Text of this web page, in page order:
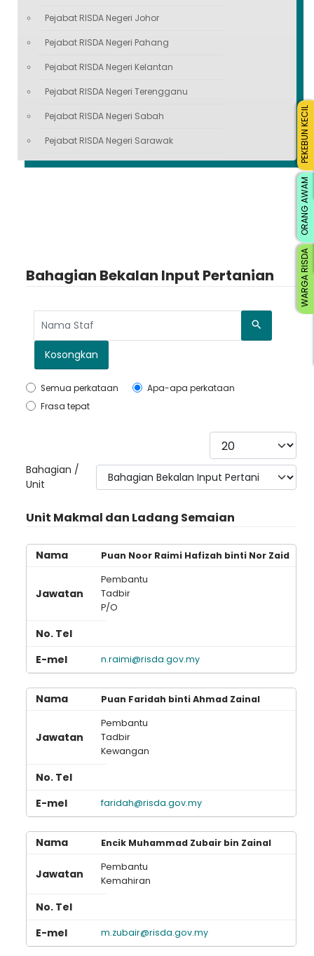
Pejabat RISDA Negeri Johor
Pejabat RISDA Negeri Pahang
Pejabat RISDA Negeri Kelantan
Pejabat RISDA Negeri Terengganu
Pejabat RISDA Negeri Sabah
Pejabat RISDA Negeri Sarawak
Bahagian Bekalan Input Pertanian
Kosongkan
Semua perkataan
Apa-apa perkataan
Frasa tepat
Papar #
Bahagian /
Unit
Unit Makmal dan Ladang Semaian
Puan Noor Raimi Hafizah binti Nor Zaid
Pembantu
Tadbir
P/O
n.raimi@risda.gov.my
Puan Faridah binti Ahmad Zainal
Pembantu
Tadbir
Kewangan
faridah@risda.gov.my
Encik Muhammad Zubair bin Zainal
Pembantu
Kemahiran
m.zubair@risda.gov.my
WARGA RISDA
ORANG AWAM
PEKEBUN KECIL